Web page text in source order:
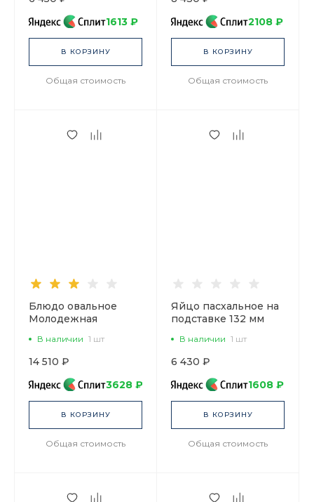
1613 ₽
В КОРЗИНУ
Общая стоимость
81.20119.00.1
2108 ₽
В КОРЗИНУ
Общая стоимость
Блюдо овальное
Молодежная
350 мм арт.
80.07111.00.1
В наличии 1 шт
14 510 ₽
3628 ₽
В КОРЗИНУ
Общая стоимость
Яйцо пасхальное на
подставке 132 мм
сетка арт.
80.07117.00.1
В наличии 1 шт
6 430 ₽
1608 ₽
В КОРЗИНУ
Общая стоимость